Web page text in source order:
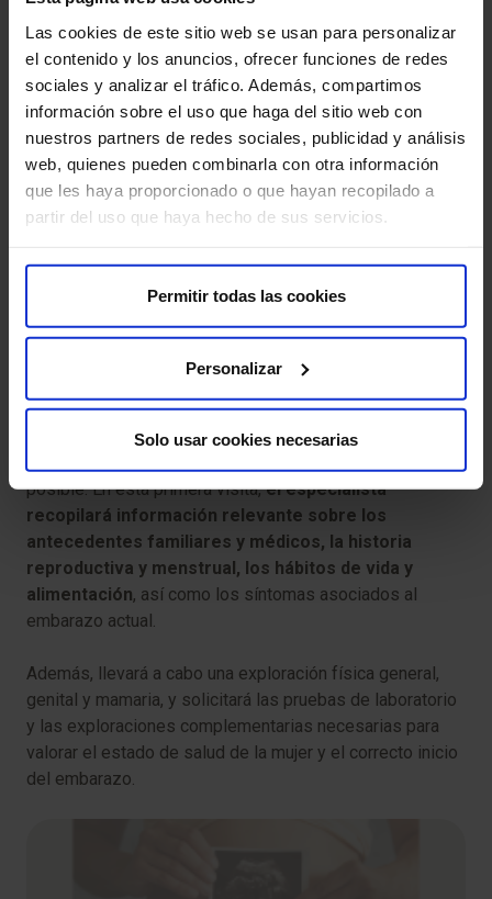
Las cookies de este sitio web se usan para personalizar
el contenido y los anuncios, ofrecer funciones de redes
sociales y analizar el tráfico. Además, compartimos
información sobre el uso que haga del sitio web con
nuestros partners de redes sociales, publicidad y análisis
web, quienes pueden combinarla con otra información
que les haya proporcionado o que hayan recopilado a
partir del uso que haya hecho de sus servicios.
Permitir todas las cookies
Personalizar
Solo usar cookies necesarias
el gusto y el olfato, al igual que otros síntomas del
embarazo, se atribuyen a las variaciones hormonales y
pueden ir cambiando a lo largo de la gestación.
Congestión nasal
Se trata de un síntoma poco conocido, pero
relativamente frecuente. El aumento de los niveles
hormonales y del volumen de sangre en el organismo
vuelvan más sensibles y se sequen con mayor
¿Qué hacer si la prueba de embarazo es
positiva?
Una vez obtenido un resultado positivo, es
posible. En esta primera visita,el especialista
recopilará información relevante sobre los
antecedentes familiares y médicos, la historia
reproductiva y menstrual, los hábitos de vida y
alimentación, así como los síntomas asociados al
embarazo actual.
Además, llevará a cabo una exploración física general,
genital y mamaria, y solicitará las pruebas de laboratorio
y las exploraciones complementarias necesarias para
valorar el estado de salud de la mujer y el correcto inicio
del embarazo.